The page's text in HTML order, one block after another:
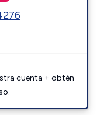
cuenta + obtén